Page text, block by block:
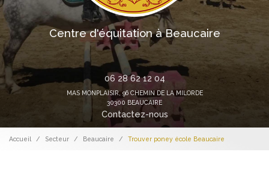
Centre d'équitation à Beaucaire
06 28 62 12 04
MAS MONPLAISIR,96 CHEMIN DE LA MILORDE
30300 BEAUCAIRE
Contactez-nous
Accueil Secteur Beaucaire Trouver poney école Beaucaire